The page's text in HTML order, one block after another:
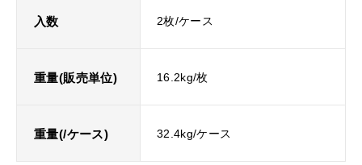
入数 2枚/ケース
重量(販売単位) 16.2kg/枚
重量(/ケース) 32.4kg/ケース